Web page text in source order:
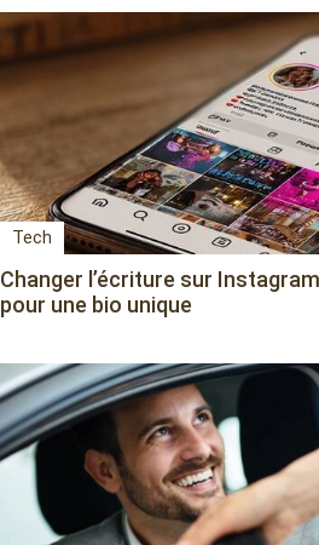
Tech
Changer l’écriture sur
pour une bio unique